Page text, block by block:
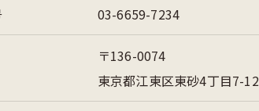
03-6659-7234
〒136-0074
東京都江東区東砂4丁目7-12